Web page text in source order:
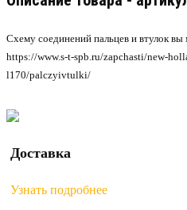
Схему соединений пальцев и втулок вы
https://www.s-t-spb.ru/zapchasti/new-
l170/palczyivtulki/
Доставка
Узнать подробнее